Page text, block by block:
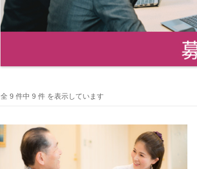
全 9 件中 9 件 を表示しています